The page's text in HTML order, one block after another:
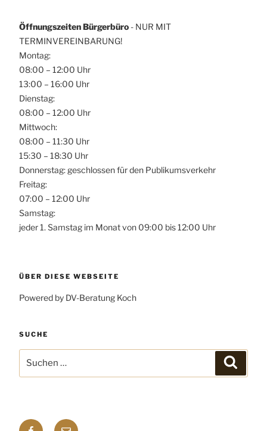
Öffnungszeiten Bürgerbüro - NUR MIT
TERMINVEREINBARUNG!
Montag:
08:00 – 12:00 Uhr
13:00 – 16:00 Uhr
Dienstag:
08:00 – 12:00 Uhr
Mittwoch:
08:00 – 11:30 Uhr
15:30 – 18:30 Uhr
Donnerstag: geschlossen für den Publikumsverkehr
Freitag:
07:00 – 12:00 Uhr
Samstag:
jeder 1. Samstag im Monat von 09:00 bis 12:00 Uhr
ÜBER DIESE WEBSEITE
Powered by DV-Beratung Koch
SUCHE
nach:
Facebook
E-